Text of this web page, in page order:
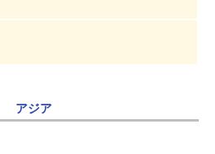
アジア